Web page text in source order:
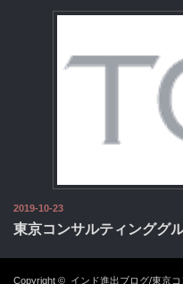
2019-10-23
東京コンサルティンググ
Copyright © インド進出ブログ/東京